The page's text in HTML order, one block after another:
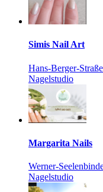
Simis Nail Art
Hans-Berger-
Nagelstudio
Margarita Nails
Werner-
Nagelstudio